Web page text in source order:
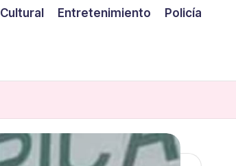
Cultural Entretenimiento Policía